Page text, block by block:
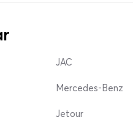
JAC
Mercedes-Benz
Jetour